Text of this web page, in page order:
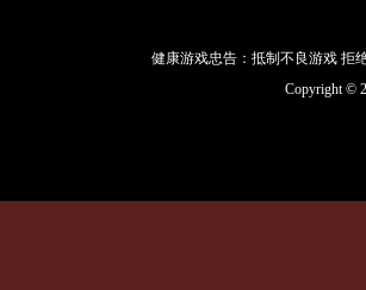
城主感言：
征服无处不在，兄弟
健康游戏忠告：抵制不良游戏 拒
Copyright ©